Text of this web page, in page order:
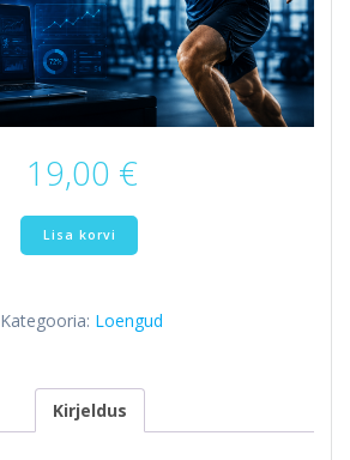
19,00 €
AI
kasutamine
Lisa korvi
Kategooria: Loengud
Kirjeldus